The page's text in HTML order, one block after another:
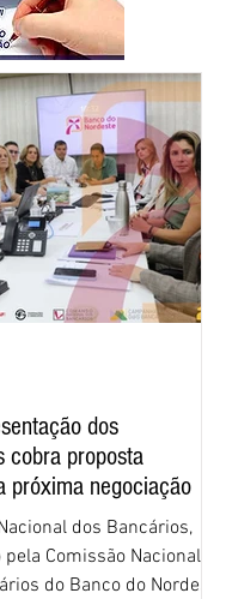
dos
cobra proposta
próxima negociação
dos Bancários,
Comissão Nacional
do Banco do Nordeste